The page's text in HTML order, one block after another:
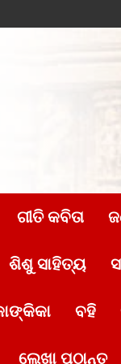
ଗୀତି କବିତା
ଶିଶୁ ସାହିତ୍ୟ
ବହି
ଲେଖା ପଠାନ୍ତୁ